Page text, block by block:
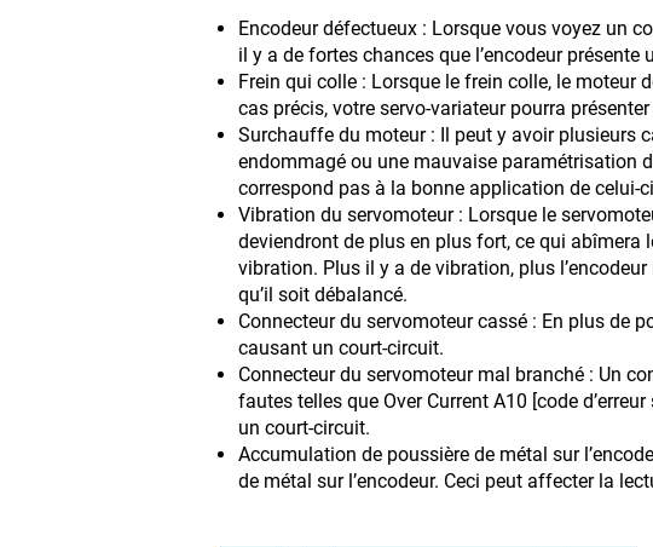
Encodeur défectueux : Lorsque vous voyez un
il y a de fortes chances que l’encodeur présente
Frein qui colle : Lorsque le frein colle, le moteur
cas précis, votre servo-variateur pourra
Surchauffe du moteur : Il peut y avoir plusieurs
endommagé ou une mauvaise paramétrisation
correspond pas à la bonne application de celui-
Vibration du servomoteur : Lorsque le
deviendront de plus en plus fort, ce qui abîmera
vibration. Plus il y a de vibration, plus
qu’il soit débalancé.
Connecteur du servomoteur cassé : En plus de
causant un court-circuit.
Connecteur du servomoteur mal branché : Un
fautes telles que Over Current A10 [code
un court-circuit.
Accumulation de poussière de métal sur
de métal sur l’encodeur. Ceci peut affecter la